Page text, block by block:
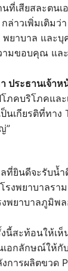
เสียสละตนเอ
ล่าวเพิ่มเติม
ยาบาล และบุ
ามขอบคุณ และ
ประธานเจ้
ภคบริโภคแล
นเกียรติที่ทา
”
ที่ยินดีจะรับน้
รงพยาบาลร
พยาบาลภูมิพ
นี้สะท้อนให้เ
เอกลักษณ์ให้กั
งการผลิตขวด